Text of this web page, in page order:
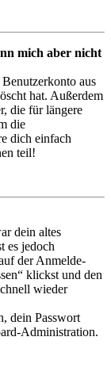
mich aber nicht
aus
hat. Außerdem
die für längere
die
dich einfach
teil!
dein altes
es jedoch
der Anmelde-
klickst und den
wieder
dein Passwort
Administration.